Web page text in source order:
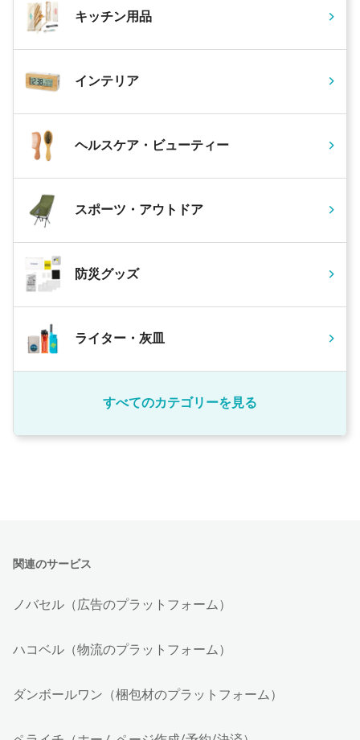
キッチン用品
インテリア
ヘルスケア・ビューティー
スポーツ・アウトドア
防災グッズ
ライター・灰皿
すべてのカテゴリーを見る
関連のサービス
ノバセル（広告のプラットフォーム）
ハコベル（物流のプラットフォーム）
ダンボールワン（梱包材のプラットフォーム）